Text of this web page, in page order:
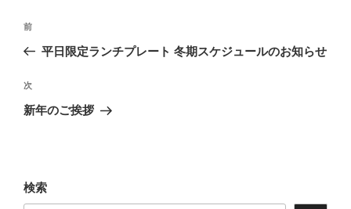
投
ナ
ビ
ゲ
ン
前
の
稿
前
平日限定ランチプレート 冬期スケジュールのお知らせ
次
の
次
新年のご挨拶
検索